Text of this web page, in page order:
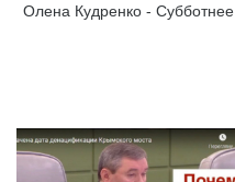
Олена Кудренко - Субботнее